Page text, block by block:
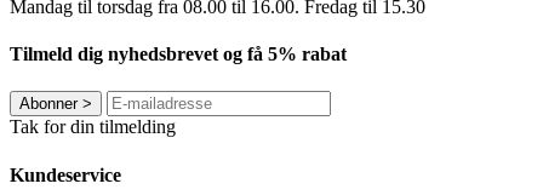
Mandag til torsdag fra 08.00 til 16.00. Fredag ​​til 15.30
Tilmeld dig nyhedsbrevet og få 5% rabat
Abonner>
Tak for din tilmelding
Kundeservice